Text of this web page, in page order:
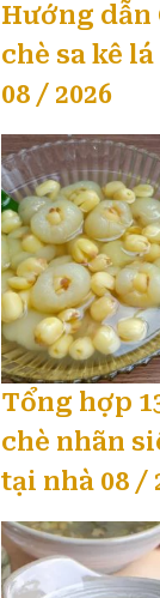
Hướng dẫn
chè sa kê
08 / 2026
Tổng hợp
chè nhãn
tại nhà 08 /